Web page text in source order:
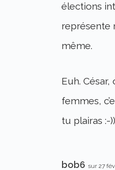
élections
représente
même.
Euh.
femmes,
tu plairas :-))
bob6 sur 27